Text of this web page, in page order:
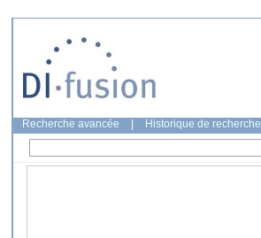
Recherche avancée Historique de recherche